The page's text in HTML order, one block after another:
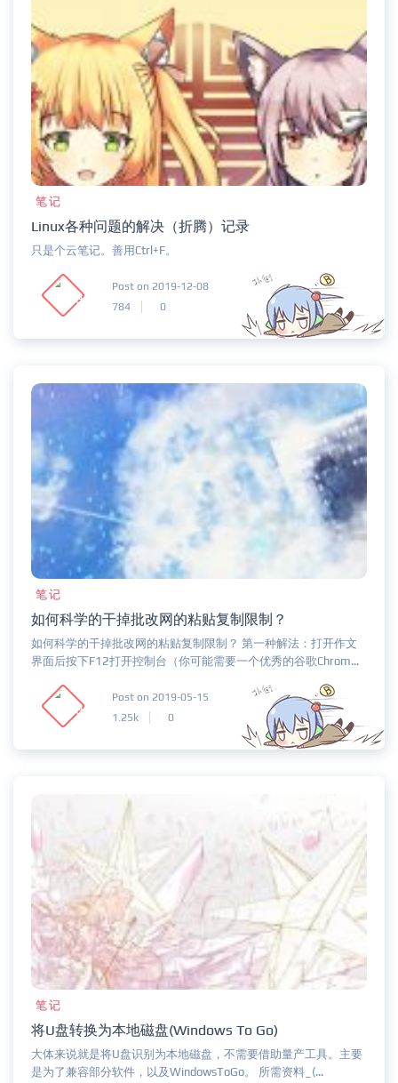
笔记
Linux各种问题的解决（折腾）记录
只是个云笔记。善用Ctrl+F。
Post on 2019-12-08
784
0
笔记
如何科学的干掉批改网的粘贴复制限制？
如何科学的干掉批改网的粘贴复制限制？ 第一种解法：打开作文
界面后按下F12打开控制台（你可能需要一个优秀的谷歌Chrom...
Post on 2019-05-15
1.25k
0
笔记
将U盘转换为本地磁盘(Windows To Go)
大体来说就是将U盘识别为本地磁盘，不需要借助量产工具。主要
是为了兼容部分软件，以及WindowsToGo。 所需资料_(...